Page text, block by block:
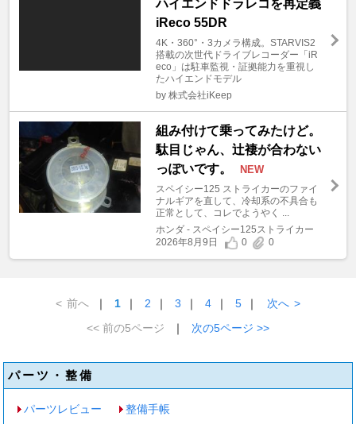
ハイエンドドラレコを再定義
iReco 55DR
4K・360°・3カメラ構成。STARVIS2
搭載の次世代ドライブレコーダー「iR
eco」は駐車監視・証拠能力を重視し
たハイエンドモデル
by 株式会社iKeep
組み付けて乗ってみたけど。
駄目じゃん、辻褄が合わない
っぽいです。
NEW
スペイシー125 ストライカーのファイ
ナルギアを直して、冷却系の不具合も
正常として、コレでようやく ...
ホンダ - スペイシー125ストライカー
2026年8月9日
0 0
< 前へ ｜ 1 ｜ 2 ｜ 3 ｜ 4 ｜ 5 ｜ 次へ >
<< 前の5ページ
｜ 次の5ページ >>
パーツ・整備
パーツレビュー 整備手帳